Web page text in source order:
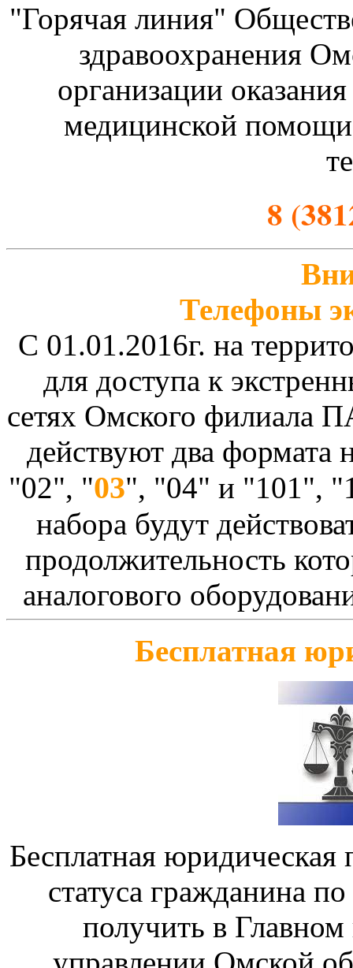
"Горячая линия"
здравоохранения
организации
медицинской
8
Телефоны
С 01.01.2016г. на
для доступа к
сетях Омского филиала
действуют два формата
"02", "03", "04" и "101",
набора будут
продолжительность
аналогового
Бесплатная
Бесплатная
статуса гражданина
получить в Главном